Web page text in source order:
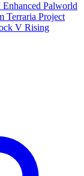
Palworld
Terraria Project
V Rising